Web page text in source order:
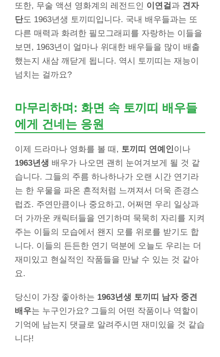
또한, 무술 액션 영화계의 레전드인 이연걸 과 견자
단도 1963년생 토끼띠입니다. 국내 배우들과는 또
다른 매력과 화려한 필모그래피를 자랑하는 이들을
보면, 1963년이 얼마나 위대한 배우들을 많이 배출
했는지 새삼 깨닫게 됩니다. 역시 토끼띠는 재능이
넘치는 걸까요?
마무리하며: 화면 속 토끼띠 배우들
에게 건네는 응원
이제 드라마나 영화를 볼 때, 토끼띠 연예인이나
1963년생 배우가 나오면 괜히 눈여겨보게 될 것 같
습니다. 그들의 주름 하나하나가 오랜 시간 연기라
는 한 우물을 파온 흔적처럼 느껴져서 더욱 존경스
럽죠. 주연만큼이나 중요하고, 어쩌면 우리 일상과
더 가까운 캐릭터들을 연기하며 묵묵히 자리를 지켜
주는 이들의 모습에서 왠지 모를 위로를 받기도 합
니다. 이들의 든든한 연기 덕분에 오늘도 우리는 더
재미있고 현실적인 작품들을 만날 수 있는 것 같아
요.
당신이 가장 좋아하는 1963년생 토끼띠 남자 중견
배우는 누구인가요? 그들의 어떤 작품이나 역할이
기억에 남는지 댓글로 알려주시면 재미있을 것 같습
니다!